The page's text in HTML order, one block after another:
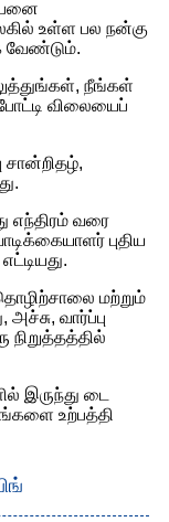
உள்ள பல நன்கு
வேண்டும்.
நீங்கள்
போட்டி விலையைப்
சான்றிதழ்,
எந்திரம் வரை
புதிய
மற்றும்
வார்ப்பு
நிறுத்தத்தில்
இருந்து டை
உற்பத்தி